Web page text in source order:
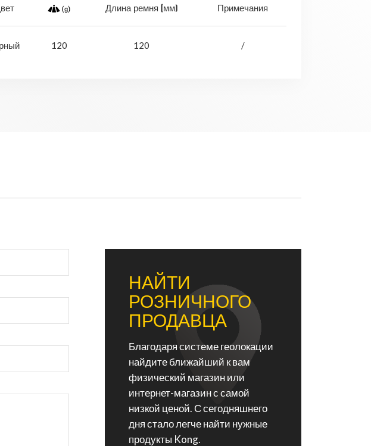
Длина ремня (мм) Примечания
120 120 /
НАЙТИ
РОЗНИЧНОГО
ПРОДАВЦА
Благодаря системе геолокации
найдите ближайший к вам
физический магазин или
интернет-магазин с самой
низкой ценой. С сегодняшнего
дня стало легче найти нужные
продукты Kong.